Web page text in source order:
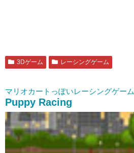
3Dゲーム レーシングゲーム
マリオカートっぽいレーシングゲーム
Puppy Racing